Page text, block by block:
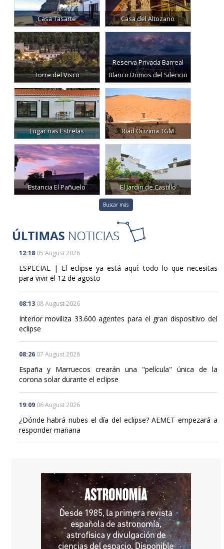
Casa Tasarte Casa del Altozano
Torre del Visco
Reserva Privada Barreal
Blanco Domos del Silencio
Lugar nas Estrelas Riad Ouzima TGM
Estancia El Pañuelo El Jardín de Castillo
Buscar más
12:18 05 August 2026
ESPECIAL | El eclipse ya está aquí: todo lo que necesitas
para vivir el 12 de agosto
08:13 08 August 2026
Interior moviliza 33.600 agentes para el gran dispositivo del
eclipse
08:26 07 August 2026
España y Marruecos crearán una "película" única de la
corona solar durante el eclipse
19:09 06 August 2026
¿Dónde habrá nubes el día del eclipse? AEMET empezará a
responder mañana